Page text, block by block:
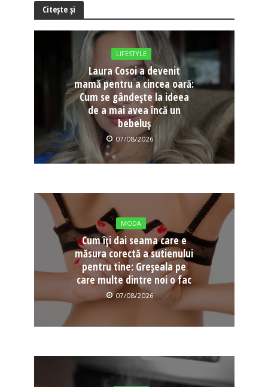
Citește și
LIFESTYLE
Laura Cosoi a devenit
mamă pentru a cincea oară:
Cum se gândește la ideea
de a mai avea încă un
bebeluș
07/08/2026
MODA
Cum îți dai seama care e
măsura corectă a sutienului
pentru tine: Greșeala pe
care multe dintre noi o fac
07/08/2026